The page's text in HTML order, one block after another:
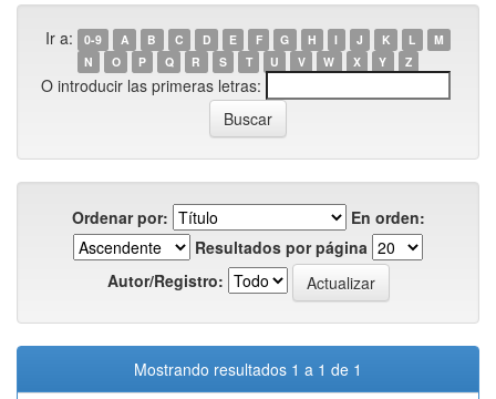
Ir a: 0-9 A B C D E F G H I J K L
M
N
O P Q R S T U V W X Y Z
O introducir las primeras letras:
Ordenar por:
En orden:
Resultados por página
Autor/Registro:
Mostrando resultados 1 a 1 de 1